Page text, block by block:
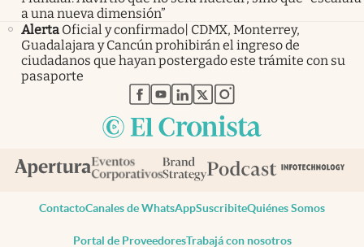
a una nueva dimensión”
Alerta Oficial y confirmado| CDMX, Monterrey,
Guadalajara y Cancún prohibirán el ingreso de
ciudadanos que hayan postergado este trámite con su
pasaporte
abre en nueva pestaña
abre en nueva pestaña
abre en nueva pestaña
abre en nueva pestaña
abre en nueva pestaña
ContactoCanales de WhatsAppSuscribiteQuiénes Somos
Portal de ProveedoresTrabajá con nosotros